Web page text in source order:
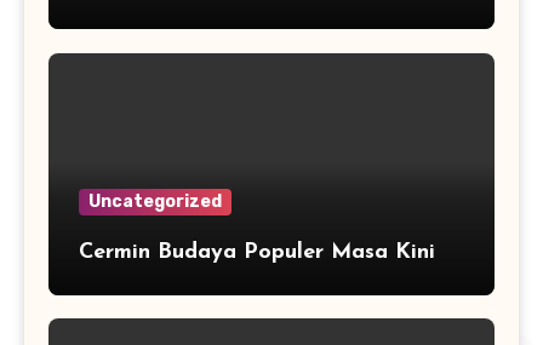
Uncategorized
Cermin Budaya Populer Masa Kini